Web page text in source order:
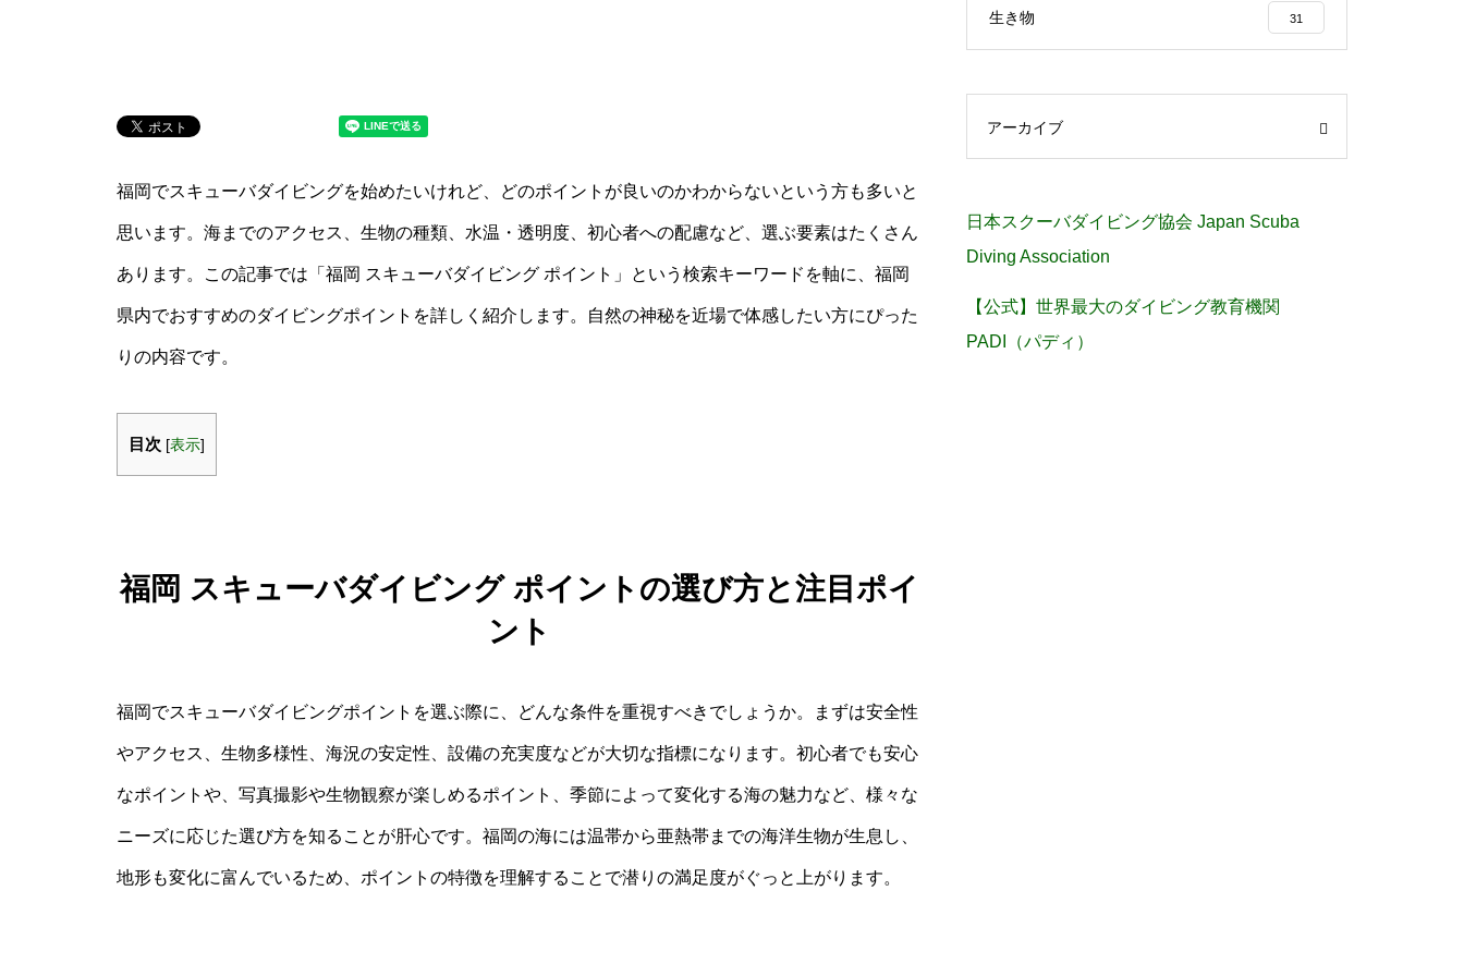
福岡でスキューバダイビングを始めたいけれど、どのポイントが良いのかわからないという方も多いと
思います。海までのアクセス、生物の種類、水温・透明度、初心者への配慮など、選ぶ要素はたくさん
あります。この記事では「福岡 スキューバダイビング ポイント」という検索キーワードを軸に、福岡
県内でおすすめのダイビングポイントを詳しく紹介します。自然の神秘を近場で体感したい方にぴった
りの内容です。
目次 [表示]
福岡 スキューバダイビング ポイントの選び方と注目ポイ
ント
福岡でスキューバダイビングポイントを選ぶ際に、どんな条件を重視すべきでしょうか。まずは安全性
やアクセス、生物多様性、海況の安定性、設備の充実度などが大切な指標になります。初心者でも安心
なポイントや、写真撮影や生物観察が楽しめるポイント、季節によって変化する海の魅力など、様々な
ニーズに応じた選び方を知ることが肝心です。福岡の海には温帯から亜熱帯までの海洋生物が生息し、
地形も変化に富んでいるため、ポイントの特徴を理解することで潜りの満足度がぐっと上がります。
生き物 31
アーカイブ
日本スクーバダイビング協会 Japan Scuba
Diving Association
【公式】世界最大のダイビング教育機関
PADI（パディ）